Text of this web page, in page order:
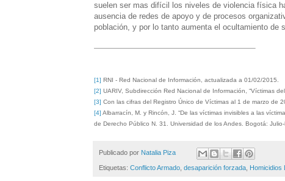
suelen ser mas difícil los niveles de violencia física
ausencia de redes de apoyo y de procesos
población, y por lo tanto aumenta el ocultamiento de
[1] RNI - Red Nacional de Información, actualizada a 01/02/2015.
[2] UARIV, Subdirección Red Nacional de Información, “Víctimas
[3] Con las cifras del Registro Único de Víctimas al 1 de marzo de
[4] Albarracín, M. y Rincón, J. “De las víctimas invisibles a las
de Derecho Público N. 31. Universidad de los Andes. Bogotá:
Publicado por Natalia Piza
Etiquetas: Conflicto Armado desaparición forzada Homicidios